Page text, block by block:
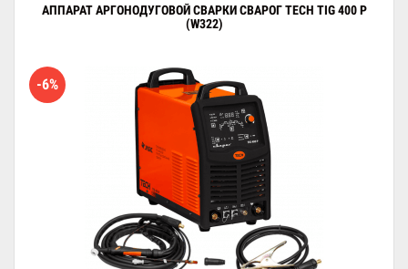
АППАРАТ АРГОНОДУГОВОЙ СВАРКИ СВАРОГ TECH TIG 400 P
(W322)
-6%